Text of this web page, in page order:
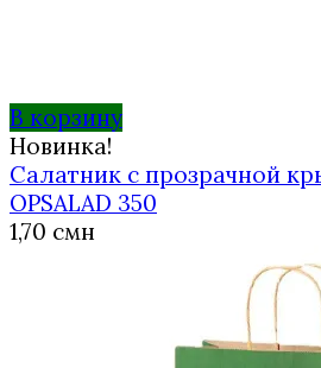
В корзину
Новинка!
Салатник с прозрачной
OPSALAD 350
1,70 смн